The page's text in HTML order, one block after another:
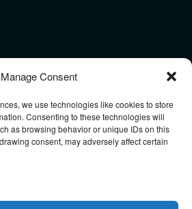
Manage Consent
we use technologies like cookies to store
Consenting to these technologies will
as browsing behavior or unique IDs on this
consent, may adversely affect certain